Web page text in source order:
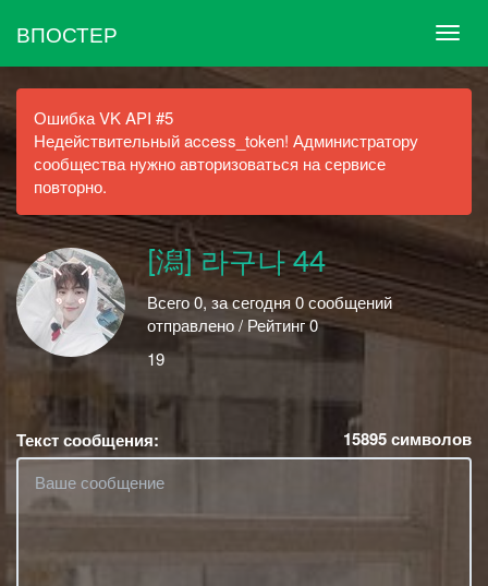
ВПОСТЕР
Ошибка VK API #5
Недействительный access_token! Администратору
сообщества нужно авторизоваться на сервисе
повторно.
[潟] 라구나 44
Всего 0, за сегодня 0 сообщений
отправлено / Рейтинг 0
19
Текст сообщения: 15895символов